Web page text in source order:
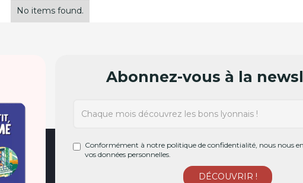
No items found.
Abonnez-vous à la
Conformément à notre politique de confidentialité, nous nous
vos données personnelles.